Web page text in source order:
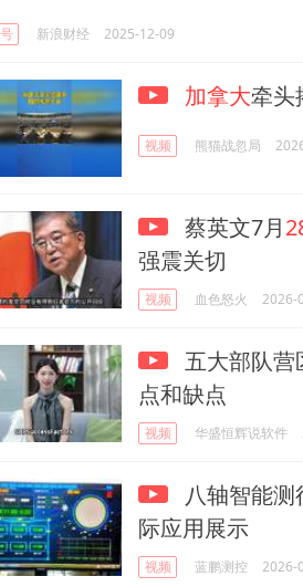
新浪财经 2025-12-09
加拿大牵头
视频 熊猫战忽局
蔡英文7月
强震关切
视频 血色怒火 2026-
五大部队营
点和缺点
视频 华盛恒辉说软件
八轴智能测
际应用展示
视频 蓝鹏测控 2026-